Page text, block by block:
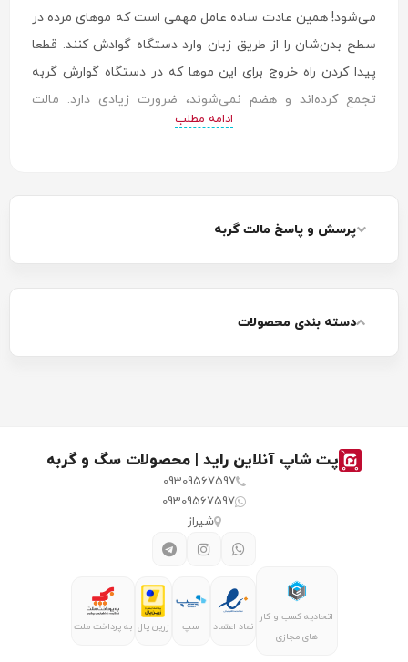
می‌شود! همین عادت ساده عامل مهمی است که موهای مرده در
سطح بدن‌شان را از طریق زبان وارد دستگاه گوادش کنند. قطعا
پیدا کردن راه خروج برای این موها که در دستگاه گوارش گربه
تجمع کرده‌اند و هضم نمی‌شوند، ضرورت زیادی دارد. مالت
همان‌طور که از اسمش پیدا است، با عصاره مالت و ترکیبی از
کند. به این ترتیب مالت گربه سلامت گوارشی را حفظ کرده و
مانع از بروز مشکلاتی مثل انسداد روده می‌شود.
ادامه مطلب
پرسش و پاسخ مالت گربه
دسته بندی محصولات
پت شاپ آنلاین راید | محصولات سگ و گربه
09309567597
09309567597
شیراز
اتحادیه کسب و کار
های مجازی
نماد اعتماد سپ زرین پال به پرداخت ملت